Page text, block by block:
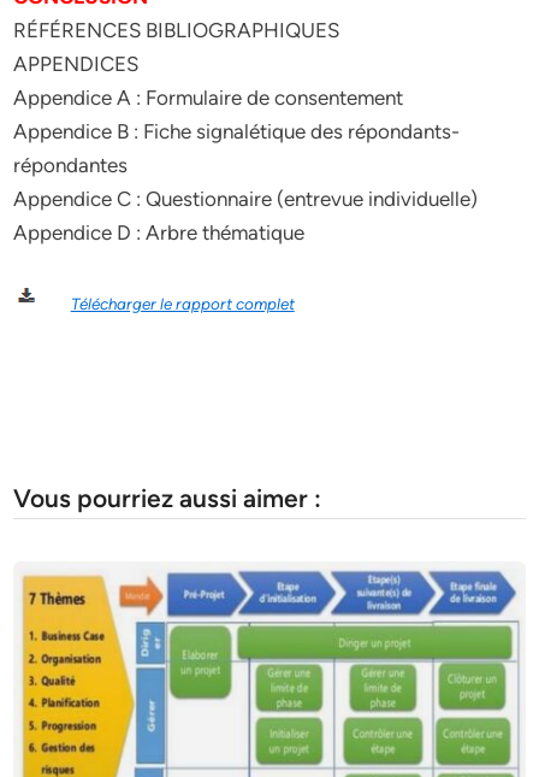
RÉFÉRENCES BIBLIOGRAPHIQUES
APPENDICES
Appendice A : Formulaire de consentement
Appendice B : Fiche signalétique des répondants-
répondantes
Appendice C : Questionnaire (entrevue individuelle)
Appendice D : Arbre thématique
Télécharger le rapport complet
Vous pourriez aussi aimer :